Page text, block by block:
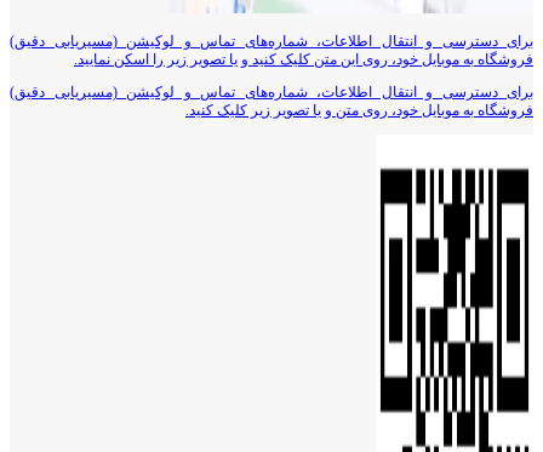
برای دسترسی و انتقال اطلاعات، شماره‌های تماس و لوکیشن (مسیریابی دقیق)
فروشگاه به موبایل خود، روی این متن کلیک کنید و یا تصویر زیر را اسکن نمایید.
برای دسترسی و انتقال اطلاعات، شماره‌های تماس و لوکیشن (مسیریابی دقیق)
فروشگاه به موبایل خود، روی متن و یا تصویر زیر کلیک کنید.